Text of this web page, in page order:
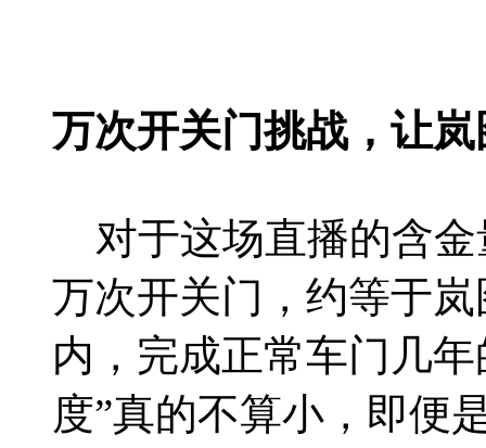
万次开关门挑战，让
对于这场直播的含金
万次开关门，约等于
内，完成正常车门几
度”真的不算小，即便